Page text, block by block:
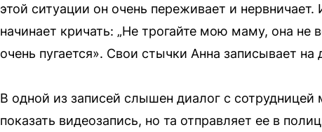
этой ситуации он очень переживает и
начинает кричать: „Не трогайте мою маму, она не
очень пугается». Свои стычки Анна записывает на
В одной из записей слышен диалог с
показать видеозапись, но та отправляет ее в